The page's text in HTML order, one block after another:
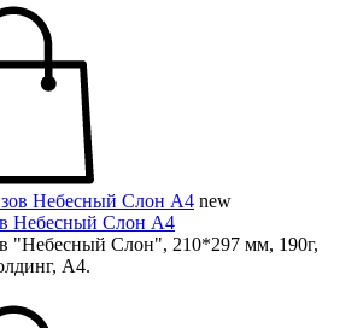
new
Небесный Слон А4
"Небесный Слон", 210*297 мм, 190г,
А4.